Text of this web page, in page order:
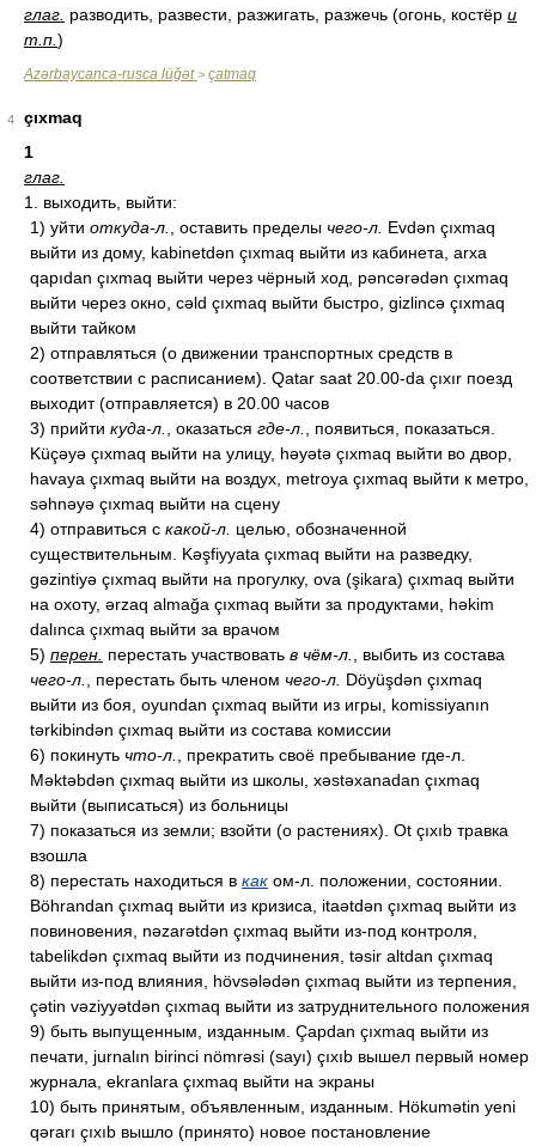
глаг. разводить, развести, разжигать, разжечь (огонь, костёр и
т.п. )
Azərbaycanca-rusca lüğət> çatmaq
4
çıxmaq
1
глаг.
1. выходить, выйти:
1) уйти откуда-л. , оставить пределы чего-л. Evdən çıxmaq
выйти из дому, kabinetdən çıxmaq выйти из кабинета, arxa
qapıdan çıxmaq выйти через чёрный ход, pəncərədən çıxmaq
выйти через окно, cəld çıxmaq выйти быстро, gizlincə çıxmaq
выйти тайком
2) отправляться (о движении транспортных средств в
соответствии с расписанием). Qatar saat 20.00-da çıxır поезд
выходит (отправляется) в 20.00 часов
3) прийти куда-л. , оказаться где-л.
, появиться, показаться.
Küçəyə çıxmaq выйти на улицу, həyətə çıxmaq выйти во двор,
havaya çıxmaq выйти на воздух, metroya çıxmaq выйти к метро,
səhnəyə çıxmaq выйти на сцену
4) отправиться с какой-л. целью, обозначенной
существительным. Kəşfiyyata çıxmaq выйти на разведку,
gəzintiyə çıxmaq выйти на прогулку, ova (şikara) çıxmaq выйти
на охоту, ərzaq almağa çıxmaq выйти за продуктами, həkim
dalınca çıxmaq выйти за врачом
5) перен. перестать участвовать в чём-л.
, выбить из состава
чего-л.
, перестать быть членом чего-л. Döyüşdən çıxmaq
выйти из боя, oyundan çıxmaq выйти из игры, komissiyanın
tərkibindən çıxmaq выйти из состава комиссии
6) покинуть что-л.
, прекратить своё пребывание где-л.
Məktəbdən çıxmaq выйти из школы, xəstəxanadan çıxmaq
выйти (выписаться) из больницы
7) показаться из земли; взойти (о растениях). Ot çıxıb травка
взошла
8) перестать находиться в как ом-л. положении, состоянии.
Böhrandan çıxmaq выйти из кризиса, itaətdən çıxmaq выйти из
повиновения, nəzarətdən çıxmaq выйти из-под контроля,
tabelikdən çıxmaq выйти из подчинения, təsir altdan çıxmaq
выйти из-под влияния, hövsələdən çıxmaq выйти из терпения,
çətin vəziyyətdən çıxmaq выйти из затруднительного положения
9) быть выпущенным, изданным. Çapdan çıxmaq выйти из
печати, jurnalın birinci nömrəsi (sayı) çıxıb вышел первый номер
журнала, ekranlara çıxmaq выйти на экраны
10) быть принятым, объявленным, изданным. Hökumətin yeni
qərarı çıxıb вышло (принято) новое постановление